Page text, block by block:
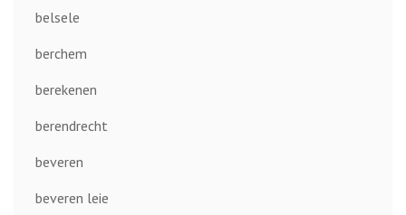
belsele
berchem
berekenen
berendrecht
beveren
beveren leie